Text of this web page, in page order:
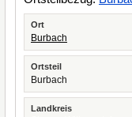
Ort
Burbach
Ortsteil
Burbach
Landkreis